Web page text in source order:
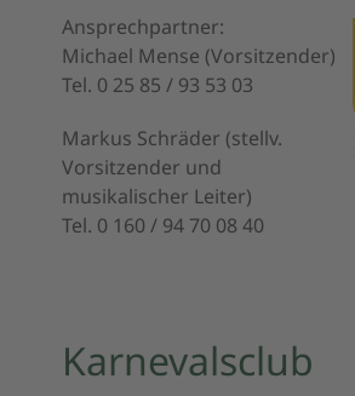
Ansprechpartner:
Michael Mense (Vorsitzender)
Tel. 0 25 85 / 93 53 03
Markus Schräder (stellv.
Vorsitzender und
musikalischer Leiter)
Tel. 0 160 / 94 70 08 40
Karnevalsclub